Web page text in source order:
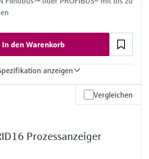
In den Warenkorb
anzeigen
Protokoll
LC Anzeige mit Bargraph
Vergleichen
Prozessanzeiger